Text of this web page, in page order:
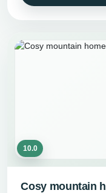
10.0
Cosy mountain